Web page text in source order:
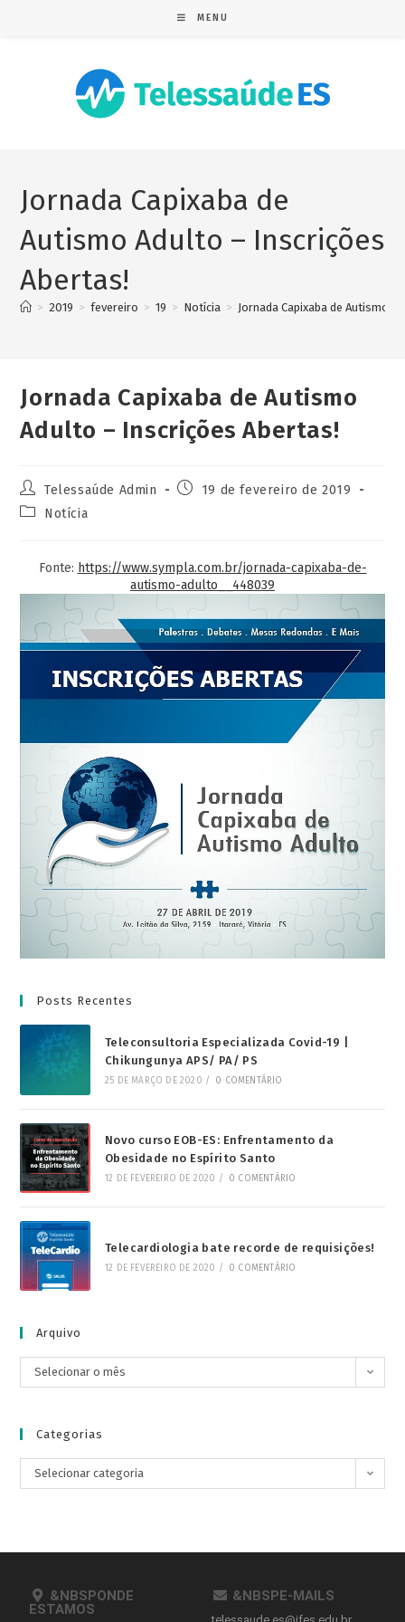
MENU
Jornada Capixaba de
Autismo Adulto – Inscrições
Abertas!
> 2019 > fevereiro > 19 > Notícia > Jornada Capixaba de Autismo
Jornada Capixaba de Autismo
Adulto – Inscrições Abertas!
Telessaúde Admin
19 de fevereiro de 2019
Notícia
Fonte: https://www.sympla.com.br/jornada-capixaba-de-
autismo-adulto__448039
Posts Recentes
Teleconsultoria Especializada Covid-19 |
Chikungunya APS/ PA/ PS
25 DE MARÇO DE 2020 / 0 COMENTÁRIO
Novo curso EOB-ES: Enfrentamento da
Obesidade no Espírito Santo
12 DE FEVEREIRO DE 2020 / 0 COMENTÁRIO
Telecardiologia bate recorde de requisições!
12 DE FEVEREIRO DE 2020 / 0 COMENTÁRIO
Arquivo
Selecionar o mês
Categorias
Selecionar categoria
&NBSPONDE
ESTAMOS
&NBSPE-MAILS